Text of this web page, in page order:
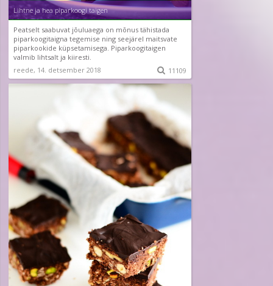
Lihtne ja hea piparkoogi taigen
Peatselt saabuvat jõuluaega on mõnus tähistada
piparkoogitaigna tegemise ning seejärel maitsvate
piparkookide küpsetamisega. Piparkoogitaigen
valmib lihtsalt ja kiiresti.
reede, 14. detsember 2018
 11109